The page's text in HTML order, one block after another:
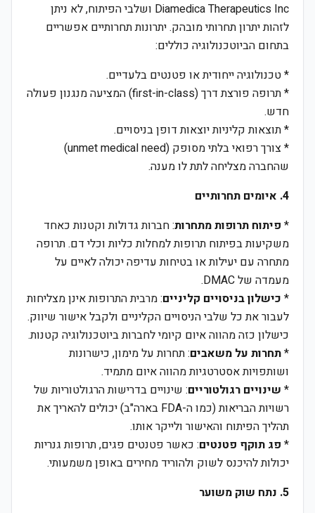
Diamedica Therapeutics Inc ושלבי הפיתוח, לא ניתן
לזהות יתרון תחרותי מובהק. יתרונות תחרותיים אפשריים
בתחום הביוטכנולוגיה כוללים:
* טכנולוגיה ייחודית או פטנטים בלעדיים.
* תרופה פורצת דרך (first-in-class) המציעה מנגנון פעולה
חדש.
* תוצאות קליניות יוצאות דופן בניסויים.
* צורך רפואי בלתי מסופק (unmet medical need)
שהחברה מצליחה לתת לו מענה.
4. איומים תחרותיים
* פיתוח תרופות מתחרות: חברות גדולות וקטנות כאחד
משקיעות בפיתוח תרופות למחלות כליות וכלי דם. תרופה
מתחרה עם יעילות או בטיחות עדיפה יכולה לאיים על
מעמדה של DMAC.
* כישלון בניסויים קליניים: מרבית התרופות אינן מצליחות
לעבור את כל שלבי הניסויים הקליניים ולקבל אישור שיווק.
כישלון כזה מהווה איום קיומי לחברות ביוטכנולוגיה קטנות.
*תחרות על משאבים: תחרות על מימון, כישרונות
ושותפויות אסטרטגיות מהווה איום מתמיד.
* שינויים רגולטוריים: שינויים בדרישות הרגולטוריות של
רשויות הבריאות (כמו ה-FDA בארה"ב) יכולים להאריך את
תהליך הפיתוח והאישור ולייקר אותו.
* פג תוקף פטנטים: כאשר פטנטים פגים, תרופות גנריות
יכולות להיכנס לשוק ולהוריד מחירים באופן משמעותי.
5. נתח שוק משוער